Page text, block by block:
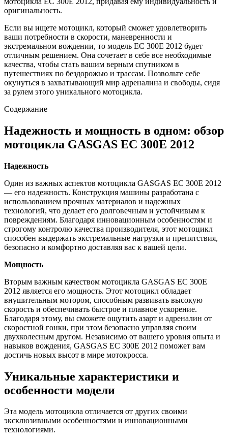
оригинальность.
Если вы ищете мотоцикл, который сможет удовлетворить
ваши потребности в скорости, маневренности и
экстремальном вождении, то модель EC 300E 2012 будет
отличным решением. Она сочетает в себе все необходимые
качества, чтобы стать вашим верным спутником в
путешествиях по бездорожью и трассам. Позвольте себе
окунуться в захватывающий мир адреналина и свободы, сидя
за рулем этого уникального мотоцикла.
Содержание
Надежность и мощность в одном: обзор
мотоцикла GASGAS EC 300E 2012
Надежность
Один из важных аспектов мотоцикла GASGAS EC 300E 2012
— его надежность. Конструкция машины разработана с
использованием прочных материалов и надежных
технологий, что делает его долговечным и устойчивым к
повреждениям. Благодаря инновационным особенностям и
строгому контролю качества производителя, этот мотоцикл
способен выдержать экстремальные нагрузки и препятствия,
безопасно и комфортно доставляя вас к вашей цели.
Мощность
Вторым важным качеством мотоцикла GASGAS EC 300E
2012 является его мощность. Этот мотоцикл обладает
внушительным мотором, способным развивать высокую
скорость и обеспечивать быстрое и плавное ускорение.
Благодаря этому, вы сможете ощутить азарт и адреналин от
скоростной гонки, при этом безопасно управляя своим
двухколесным другом. Независимо от вашего уровня опыта и
навыков вождения, GASGAS EC 300E 2012 поможет вам
достичь новых высот в мире мотокросса.
Уникальные характеристики и
особенности модели
Эта модель мотоцикла отличается от других своими
эксклюзивными особенностями и инновационными
технологиями.